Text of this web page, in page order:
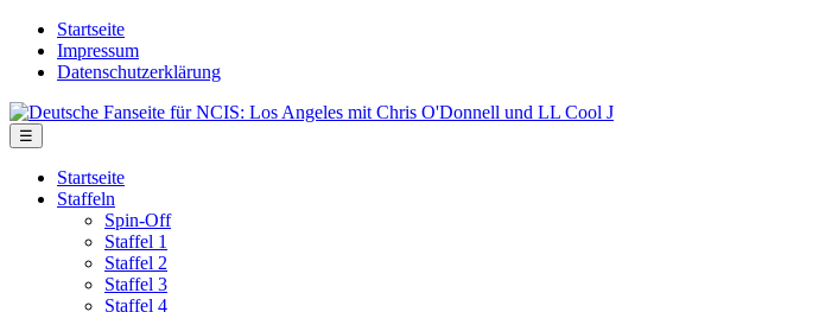
Skip
Startseite
Impressum
Datenschutzerklärung
Deutsche
Fanseite
für
NCIS:
O'Donnell
☰
Startseite
Staffeln
Spin-Off
Staffel 1
Staffel 2
Staffel 3
Staffel 4